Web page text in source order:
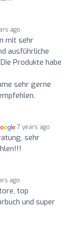
ago
mit sehr
ausführliche
Produkte habe
sehr gerne
7 years ago
sehr
ago
top
und super